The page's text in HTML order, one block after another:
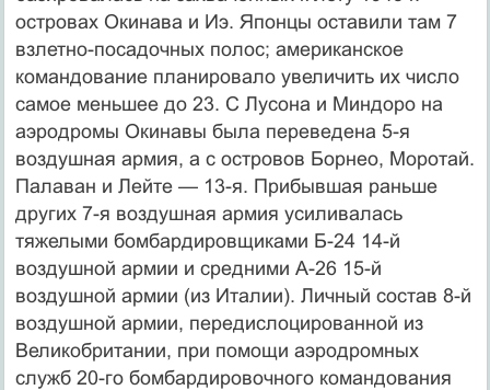
островах Окинава и Иэ. Японцы оставили там 7
взлетно-посадочных полос; американское
командование планировало увеличить их число
самое меньшее до 23. С Лусона и Миндоро на
аэродромы Окинавы была переведена 5-я
воздушная армия, а с островов Борнео, Моротай.
Палаван и Лейте — 13-я. Прибывшая раньше
других 7-я воздушная армия усиливалась
тяжелыми бомбардировщиками Б-24 14-й
воздушной армии и средними А-26 15-й
воздушной армии (из Италии). Личный состав 8-й
воздушной армии, передислоцированной из
Великобритании, при помощи аэродромных
служб 20-го бомбардировочного командования